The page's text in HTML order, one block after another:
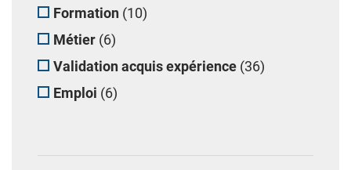
Formation (10)
Métier (6)
Validation acquis expérience (36)
Emploi (6)